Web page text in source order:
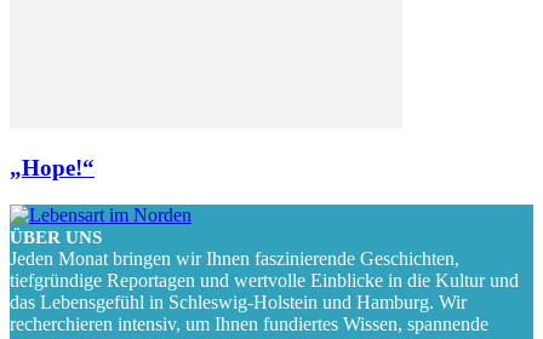
„Hope!“
ÜBER UNS
Jeden Monat bringen wir Ihnen faszinierende Geschichten,
tiefgründige Reportagen und wertvolle Einblicke in die Kultur und
das Lebensgefühl in Schleswig-Holstein und Hamburg. Wir
recherchieren intensiv, um Ihnen fundiertes Wissen, spannende